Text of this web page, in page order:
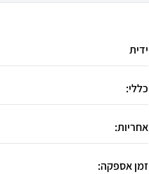
ידית
כללי:
אחריות:
זמן אספקה: